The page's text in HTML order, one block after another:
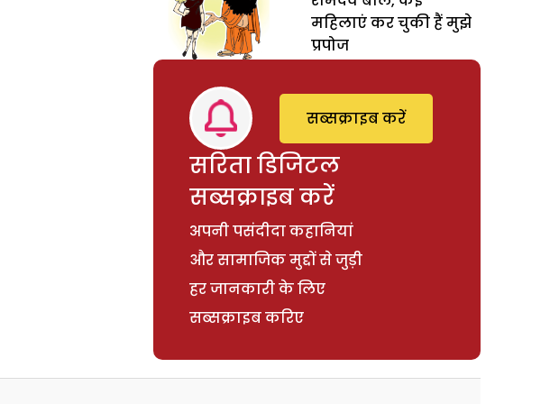
महिलाएं कर चुकी हैं मुझे
प्रपोज
सरिता डिजिटल
सब्सक्राइब करें
अपनी पसंदीदा कहानियां
और सामाजिक मुद्दों से जुड़ी
हर जानकारी के लिए
सब्सक्राइब करिए
सब्सक्राइब करें